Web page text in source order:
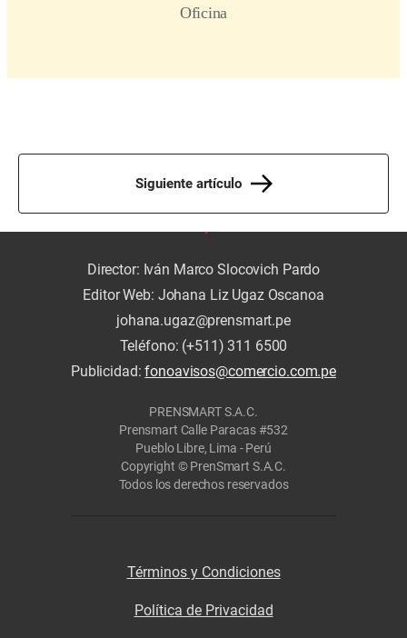
Siguiente artículo
Director: Iván Marco Slocovich Pardo
Editor Web: Johana Liz Ugaz Oscanoa
johana.ugaz@prensmart.pe
Teléfono: (+511) 311 6500
Publicidad:fonoavisos@comercio.com.pe
PRENSMART S.A.C.
Prensmart Calle Paracas #532
Pueblo Libre, Lima - Perú
Copyright © PrenSmart S.A.C.
Todos los derechos reservados
Términos y Condiciones
Política de Privacidad